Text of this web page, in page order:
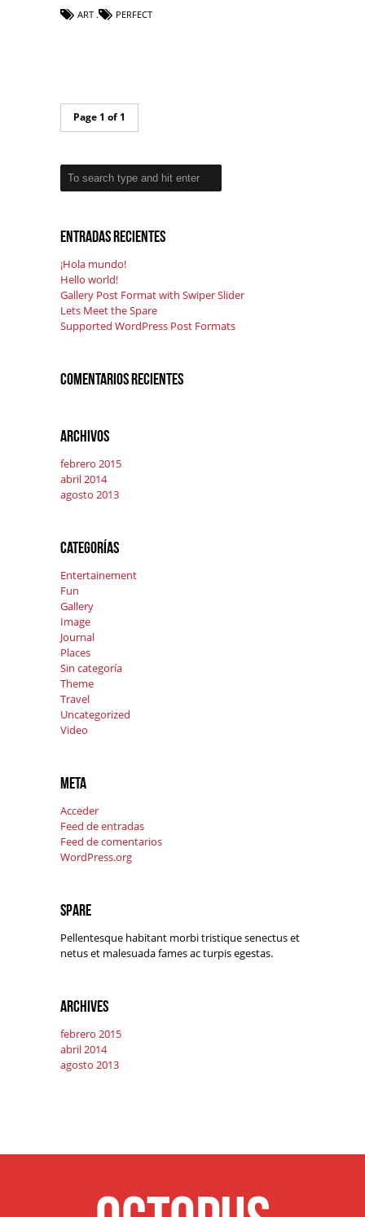
ART PERFECT
Page 1 of 1
Entradas recientes
¡Hola mundo!
Hello world!
Gallery Post Format with Swiper Slider
Lets Meet the Spare
Supported WordPress Post Formats
Comentarios recientes
Archivos
febrero 2015
abril 2014
agosto 2013
Categorías
Entertainement
Fun
Gallery
Image
Journal
Places
Sin categoría
Theme
Travel
Uncategorized
Video
Meta
Acceder
Feed de entradas
Feed de comentarios
WordPress.org
Spare
Pellentesque habitant morbi tristique senectus et
netus et malesuada fames ac turpis egestas.
Archives
febrero 2015
abril 2014
agosto 2013